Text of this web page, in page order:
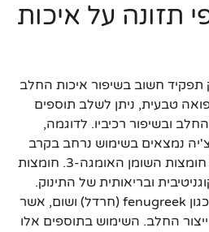
תזונה על איכות
תפקיד חשוב בשיפור איכות החלב
טבעית, ניתן לשלב תוספים
ובשיפור רכיביו. לדוגמה,
נמצאים בשימוש נרחב בקרב
נשים מניקות, בשל תכולת חומצות השומן האומגה-3. חומצות
ובריאותית של התינוק.
כמו כן, ישנם צמחי מרפא כגון fenugreek (חרדל) ושום, אשר
החלב. השימוש בתוספים אלו